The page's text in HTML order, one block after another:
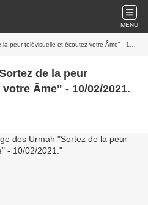
MENU
télévisuelle et écoutez votre Âme" - 10/02/2021.
de la peur
Âme" - 10/02/2021.